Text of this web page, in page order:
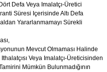
Defa Veya Imalatçı-Üretici
Süresi Içerisinde Altı Defa
Yararlanmamayı Sürekli
Mevcut Olmaması Halinde
Veya Imalatçı-Üreticisinden
Mümkün Bulunmadığının